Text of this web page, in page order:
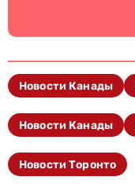
Новости Канады
Новости Канады
Новости Торонто